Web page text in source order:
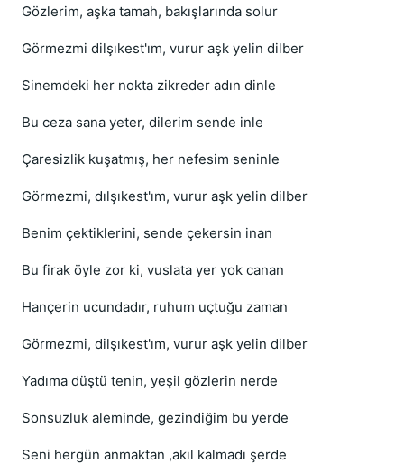
Gözlerim, aşka tamah, bakışlarında solur
Görmezmi dilşıkest'ım, vurur aşk yelin dilber
Sinemdeki her nokta zikreder adın dinle
Bu ceza sana yeter, dilerim sende inle
Çaresizlik kuşatmış, her nefesim seninle
Görmezmi, dılşıkest'ım, vurur aşk yelin dilber
Benim çektiklerini, sende çekersin inan
Bu firak öyle zor ki, vuslata yer yok canan
Hançerin ucundadır, ruhum uçtuğu zaman
Görmezmi, dilşıkest'ım, vurur aşk yelin dilber
Yadıma düştü tenin, yeşil gözlerin nerde
Sonsuzluk aleminde, gezindiğim bu yerde
Seni hergün anmaktan ,akıl kalmadı şerde